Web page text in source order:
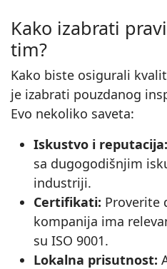
Kako izabrati
tim?
Kako biste osigurali
je izabrati pouzdanog
Evo nekoliko saveta:
Iskustvo i reputacija:
sa dugogodišnjim
industriji.
Certifikati: Proverite
kompanija ima
su ISO 9001.
Lokalna prisutnost: